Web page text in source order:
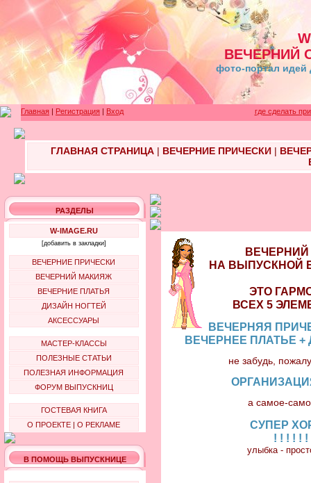
ВЕЧЕРНИЙ
фото-портал идей
Главная | Регистрация | Вход где сделать
ГЛАВНАЯ СТРАНИЦА| ВЕЧЕРНИЕ ПРИЧЕСКИ|
РАЗДЕЛЫ
W-IMAGE.RU
[добавить в закладки]
ВЕЧЕРНИЕ ПРИЧЕСКИ
ВЕЧЕРНИЙ МАКИЯЖ
ВЕЧЕРНИЕ ПЛАТЬЯ
ДИЗАЙН НОГТЕЙ
АКСЕССУАРЫ
МАСТЕР-КЛАССЫ
ПОЛЕЗНЫЕ СТАТЬИ
ПОЛЕЗНАЯ ИНФОРМАЦИЯ
ФОРУМ ВЫПУСКНИЦ
ГОСТЕВАЯ КНИГА
О ПРОЕКТЕ | О РЕКЛАМЕ
В ПОМОЩЬ ВЫПУСКНИЦЕ
НА ВЫПУСКНОЙ
ЭТО
ВСЕХ 5
ВЕЧЕРНЯЯ
ВЕЧЕРНЕЕ ПЛАТЬЕ
не забудь,
а самое-
СУПЕР
! ! ! ! !
улыбка -